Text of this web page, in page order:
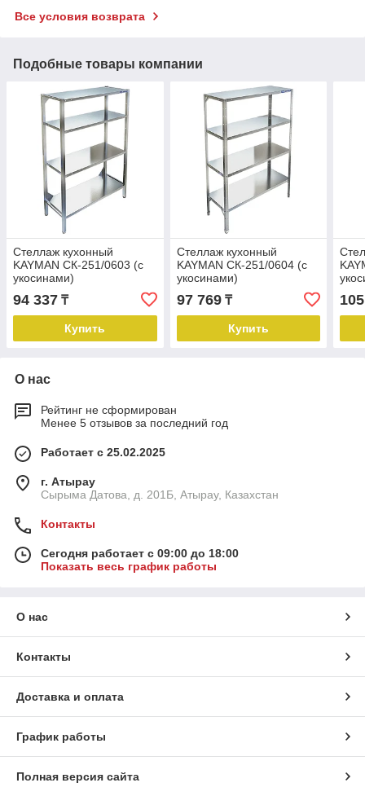
Все условия возврата
Подобные товары компании
Стеллаж кухонный
KAYMAN СК-251/0603 (с
укосинами)
94 337 ₸
Купить
Стеллаж кухонный
KAYMAN СК-251/0604 (с
укосинами)
97 769₸
Купить
О нас
Рейтинг не сформирован
Менее 5 отзывов за последний год
Работает с 25.02.2025
г. Атырау
Сырыма Датова, д. 201Б, Атырау, Казахстан
Контакты
Сегодня работает с 09:00 до 18:00
Показать весь график работы
О нас
Контакты
Доставка и оплата
График работы
Полная версия сайта